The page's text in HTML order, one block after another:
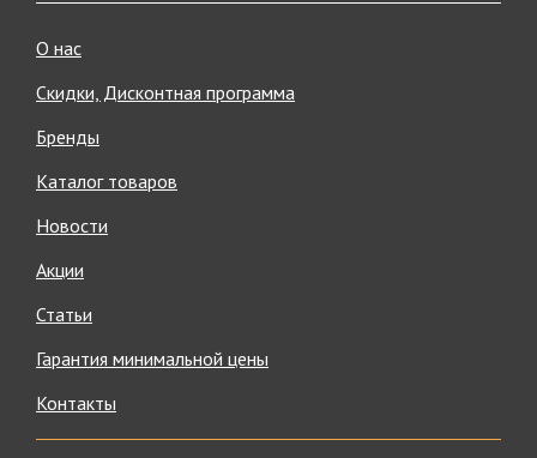
О нас
Скидки, Дисконтная программа
Бренды
Каталог товаров
Новости
Акции
Статьи
Гарантия минимальной цены
Контакты